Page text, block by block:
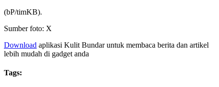
(bP/timKB).
Sumber foto: X
Download aplikasi Kulit Bundar untuk membaca berita dan artikel
lebih mudah di gadget anda
Tags: